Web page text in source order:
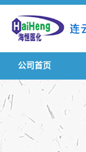
公司首页